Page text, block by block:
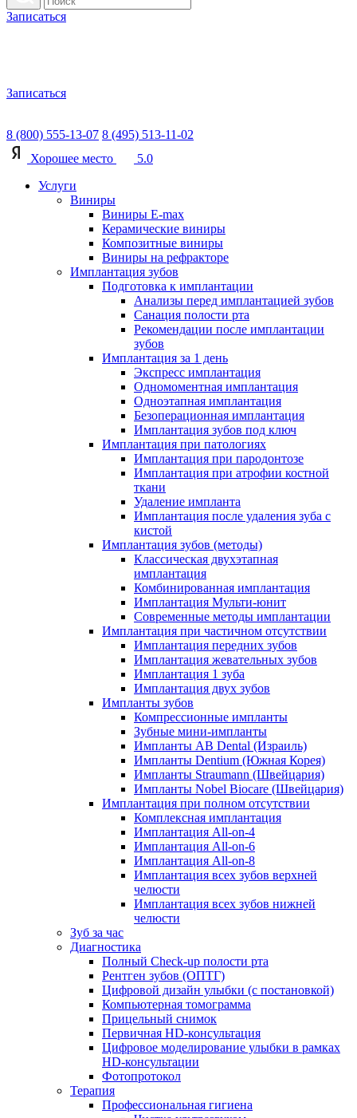
Записаться
Записаться
8 (800) 555-13-07 8 (495) 513-11-02
Хорошее место
5.0
Услуги
Виниры
Виниры E-max
Керамические виниры
Композитные виниры
Виниры на рефракторе
Имплантация зубов
Подготовка к имплантации
Анализы перед имплантацией зубов
Санация полости рта
Рекомендации после имплантации
зубов
Имплантация за 1 день
Экспресс имплантация
Одномоментная имплантация
Одноэтапная имплантация
Безоперационная имплантация
Имплантация зубов под ключ
Имплантация при патологиях
Имплантация при пародонтозе
Имплантация при атрофии костной
ткани
Удаление импланта
Имплантация после удаления зуба с
кистой
Имплантация зубов (методы)
Классическая двухэтапная
имплантация
Комбинированная имплантация
Имплантация Мульти-юнит
Современные методы имплантации
Имплантация при частичном отсутствии
Имплантация передних зубов
Имплантация жевательных зубов
Имплантация 1 зуба
Имплантация двух зубов
Импланты зубов
Компрессионные импланты
Зубные мини-импланты
Импланты AB Dental (Израиль)
Импланты Dentium (Южная Корея)
Импланты Straumann (Швейцария)
Импланты Nobel Biocare (Швейцария)
Имплантация при полном отсутствии
Комплексная имплантация
Имплантация All-on-4
Имплантация All-on-6
Имплантация All-on-8
Имплантация всех зубов верхней
челюсти
Имплантация всех зубов нижней
челюсти
Зуб за час
Диагностика
Полный Check-up полости рта
Рентген зубов (ОПТГ)
Цифровой дизайн улыбки (с постановкой)
Компьютерная томограмма
Прицельный снимок
Первичная HD-консультация
Цифровое моделирование улыбки в рамках
HD-консультации
Фотопротокол
Терапия
Профессиональная гигиена